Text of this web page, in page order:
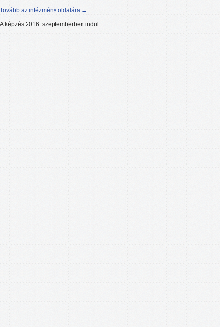
Tovább az intézmény oldalára →
A képzés 2016. szeptemberben indul.